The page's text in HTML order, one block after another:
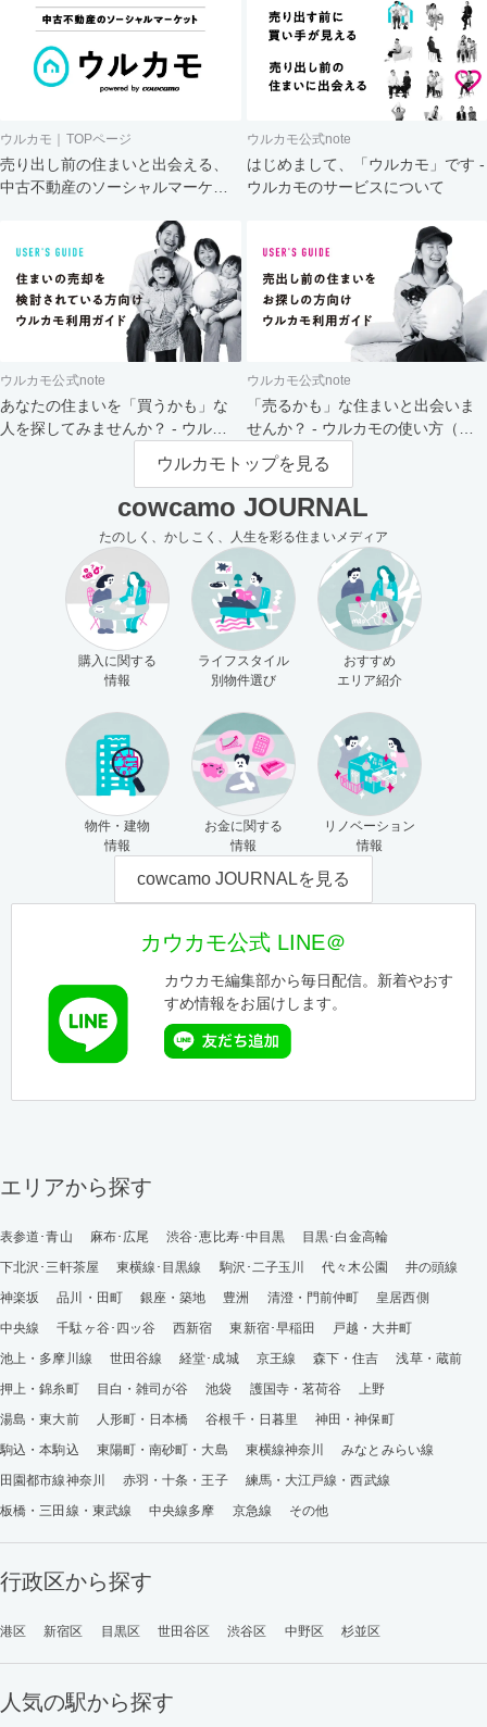
ウルカモ｜TOPページ
売り出し前の住まいと出会える、
中古不動産のソーシャルマーケッ
ウルカモ公式note
はじめまして、「ウルカモ」です -
ウルカモのサービスについて
ウルカモ公式note
あなたの住まいを「買うかも」な
人を探してみませんか？ - ウルカ
ウルカモ公式note
「売るかも」な住まいと出会いま
せんか？ - ウルカモの使い方（買
主さま向け）
ウルカモトップを見る
cowcamo JOURNAL
たのしく、かしこく、人生を彩る住まいメディア
購入に関する
情報
ライフスタイル
別物件選び
おすすめ
エリア紹介
物件・建物
情報
お金に関する
情報
リノベーション
情報
cowcamo JOURNALを見る
カウカモ公式 LINE＠
カウカモ編集部から毎日配信。新着やおす
すめ情報をお届けします。
エリアから探す
表参道･青山 麻布･広尾 渋谷･恵比寿･中目黒
目黒･白金高輪
下北沢･三軒茶屋
東横線･目黒線 駒沢･二子玉川 代々木公園
井の頭線
神楽坂
品川・田町 銀座・築地 豊洲 清澄・門前仲町
皇居西側
中央線
千駄ヶ谷･四ッ谷 西新宿 東新宿･早稲田
戸越・大井町
池上・多摩川線
世田谷線 経堂･成城 京王線 森下・住吉
浅草・蔵前
押上・錦糸町
目白・雑司が谷 池袋 護国寺・茗荷谷
上野
湯島・東大前
人形町・日本橋 谷根千・日暮里
神田・神保町
駒込・本駒込
東陽町・南砂町・大島 東横線神奈川
みなとみらい線
田園都市線神奈川
赤羽・十条・王子
練馬・大江戸線・西武線
板橋・三田線・東武線
中央線多摩 京急線 その他
行政区から探す
港区 新宿区 目黒区 世田谷区 渋谷区 中野区 杉並区
人気の駅から探す